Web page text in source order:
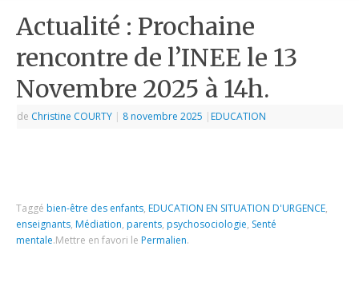
Actualité : Prochaine
rencontre de l’INEE le 13
Novembre 2025 à 14h.
de Christine COURTY | 8 novembre 2025 | EDUCATION
Taggé bien-être des enfants, EDUCATION EN SITUATION D'URGENCE,
enseignants, Médiation, parents, psychosociologie, Senté
mentale.Mettre en favori le Permalien.